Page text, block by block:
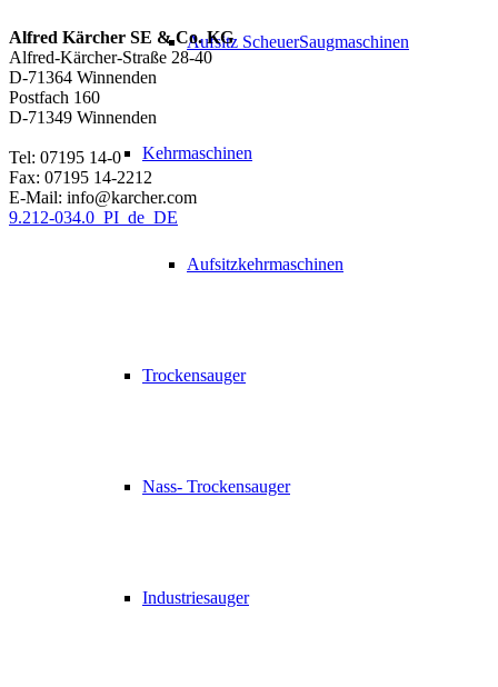
Aufsitz ScheuerSaugmaschinen
Kehrmaschinen
Aufsitzkehrmaschinen
Trockensauger
Nass- Trockensauger
Industriesauger
Alfred Kärcher SE & Co. KG
Alfred-Kärcher-Straße 28-40
D-71364 Winnenden
Postfach 160
D-71349 Winnenden
Tel: 07195 14-0
Fax: 07195 14-2212
E-Mail: info@karcher.com
9.212-034.0_PI_de_DE